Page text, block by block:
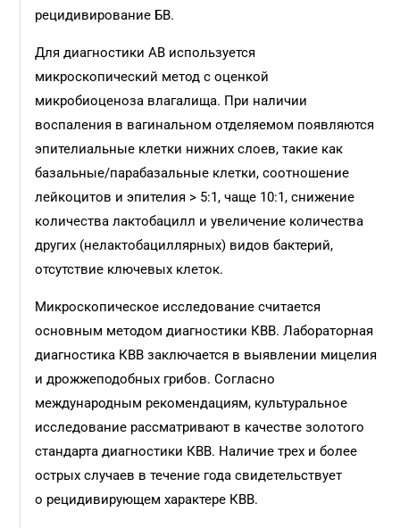
рецидивирование БВ.
Для диагностики АВ используется
микроскопический метод с оценкой
микробиоценоза влагалища. При наличии
воспаления в вагинальном отделяемом появляются
эпителиальные клетки нижних слоев, такие как
базальные/парабазальные клетки, соотношение
лейкоцитов и эпителия > 5:1, чаще 10:1, снижение
количества лактобацилл и увеличение количества
других (нелактобациллярных) видов бактерий,
отсутствие ключевых клеток.
Микроскопическое исследование считается
основным методом диагностики КВВ. Лабораторная
диагностика КВВ заключается в выявлении мицелия
и дрожжеподобных грибов. Согласно
международным рекомендациям, культуральное
исследование рассматривают в качестве золотого
стандарта диагностики КВВ. Наличие трех и более
острых случаев в течение года свидетельствует
о рецидивирующем характере КВВ.